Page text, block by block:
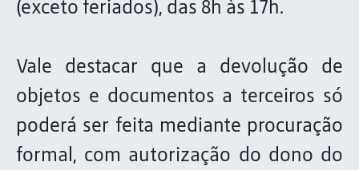
(exceto feriados), das 8h às 17h.
Vale destacar que a devolução de
objetos e documentos a terceiros só
poderá ser feita mediante procuração
formal, com autorização do dono do